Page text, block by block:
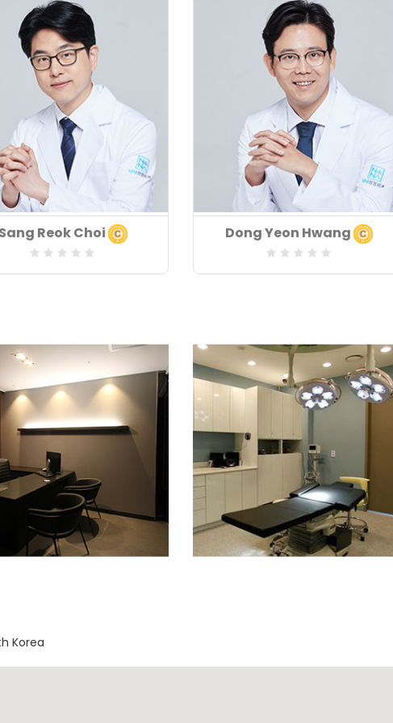
chuyên môn
chuyên môn
Sang Reok Choi
Khoa chuyên môn
Lĩnh vực chuyên môn
Dong Yeon Hwang
Korea